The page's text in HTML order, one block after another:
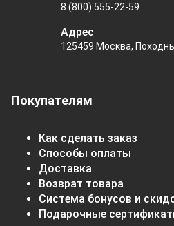
Покупателям
Как сделать заказ
Способы оплаты
Доставка
Возврат товара
Система бонусов и
Подарочные
8 (800) 555-22-59
Адрес
125459 Москва,